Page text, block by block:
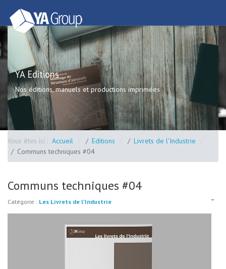
YA Editions
Nos éditions, manuels et productions imprimées
Vous êtes ici : Accueil Editions
Livrets de l'Industrie
Communs techniques #04
Communs techniques #04
Catégorie : Les Livrets de l'Industrie